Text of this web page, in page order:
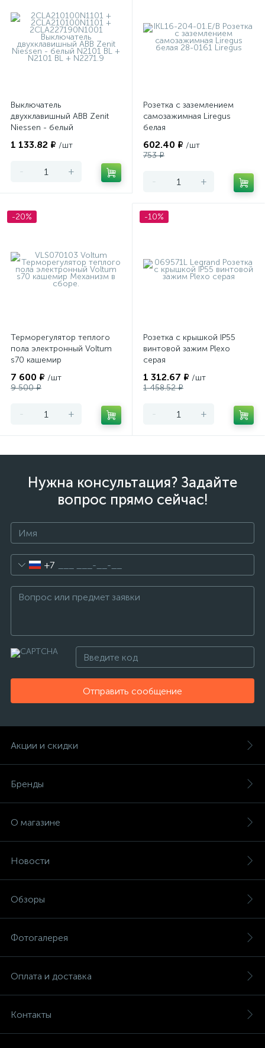
Выключатель
двухклавишный ABB Zenit
Niessen - белый
1 133.82 ₽ /шт
- +
Розетка с заземлением
самозажимная Liregus
белая
602.40 ₽ /шт
753 ₽
- +
-20%
Терморегулятор теплого
пола электронный Voltum
s70 кашемир
7 600 ₽ /шт
9 500 ₽
- +
-10%
Розетка с крышкой IP55
винтовой зажим Plexo
серая
1 312.67 ₽ /шт
1 458.52 ₽
- +
Нужна консультация? Задайте
вопрос прямо сейчас!
+7
Отправить сообщение
Акции и скидки
Бренды
О магазине
Новости
Обзоры
Фотогалерея
Оплата и доставка
Контакты